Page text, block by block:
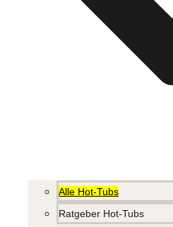
Alle Hot-Tubs
Ratgeber Hot-Tubs